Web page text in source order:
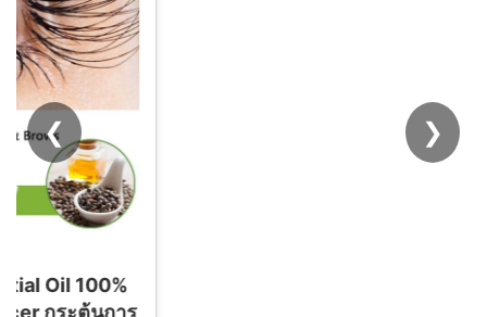
MEE LOVELIER MASCARA // มาสคาร่าเพิ่ม
ขนตายาวหนา งอนเด้ง มาพร้อมแปรงปัดมาสคาร่า
❮ ❯